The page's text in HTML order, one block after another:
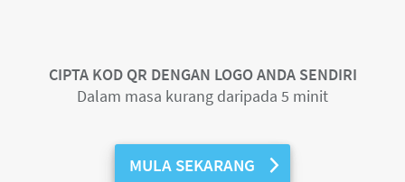
CIPTA KOD QR DENGAN LOGO ANDA SENDIRI
Dalam masa kurang daripada 5 minit
MULA SEKARANG